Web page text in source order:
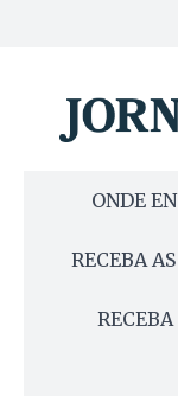
ONDE
RECEBA